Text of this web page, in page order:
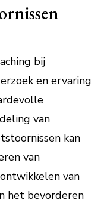
bij
en ervaring
van
kan
van
van
het bevorderen